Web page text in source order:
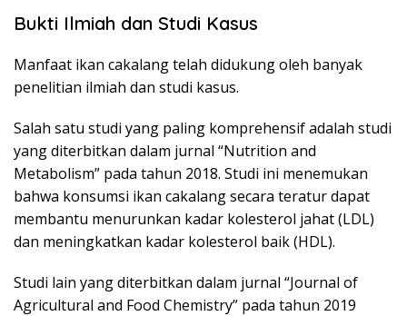
Bukti Ilmiah dan Studi Kasus
Manfaat ikan cakalang telah didukung oleh banyak
penelitian ilmiah dan studi kasus.
Salah satu studi yang paling komprehensif adalah studi
yang diterbitkan dalam jurnal “Nutrition and
Metabolism” pada tahun 2018. Studi ini menemukan
bahwa konsumsi ikan cakalang secara teratur dapat
membantu menurunkan kadar kolesterol jahat (LDL)
dan meningkatkan kadar kolesterol baik (HDL).
Studi lain yang diterbitkan dalam jurnal “Journal of
Agricultural and Food Chemistry” pada tahun 2019